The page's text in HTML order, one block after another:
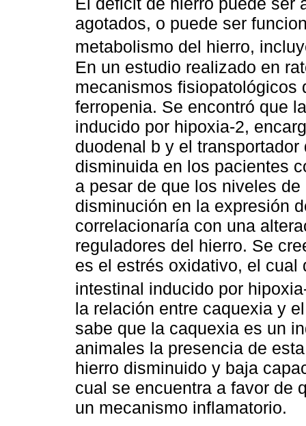
agotados, o puede ser
metabolismo del hierro,
En un estudio realizado en
mecanismos fisiopatológicos
ferropenia. Se encontró que
inducido por hipoxia-2,
duodenal b y el
disminuida en los pacientes
a pesar de que los niveles
disminución en la expresión
correlacionaría con una
reguladores del hierro. Se
es el estrés oxidativo, el
intestinal inducido por
la relación entre caquexia y
sabe que la caquexia es un
animales la presencia de
hierro disminuido y baja
cual se encuentra a favor de
un mecanismo inflamatorio.